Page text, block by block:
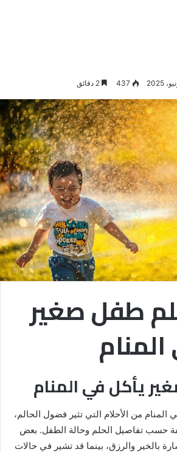
437 2 دقائق
طفل صغير
يأكل في المنام
من الأحلام التي تثير فضول الحالم،
حسب تفاصيل الحلم وحالة الطفل. بعض
بالخير والرزق، بينما قد تشير في حالات